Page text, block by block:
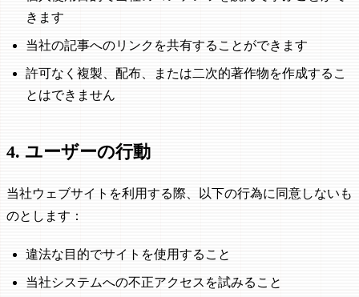
きます
当社の記事へのリンクを共有することができます
許可なく複製、配布、または二次的著作物を作成するこ
とはできません
4. ユーザーの行動
当社ウェブサイトを利用する際、以下の行為に同意しないも
のとします：
違法な目的でサイトを使用すること
当社システムへの不正アクセスを試みること